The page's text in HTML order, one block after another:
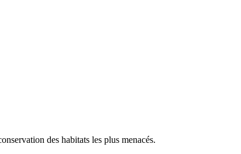
des habitats les plus menacés.